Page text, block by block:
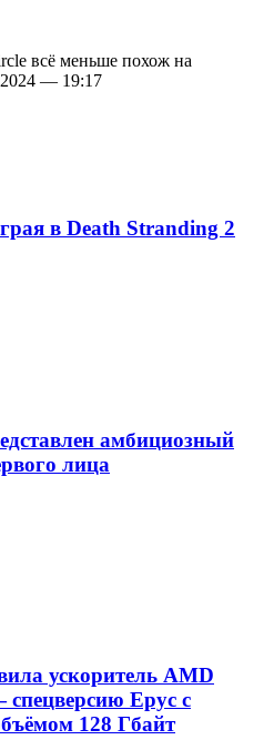
всё меньше похож на
— 19:17
в Death Stranding 2
амбициозный
лица
ускоритель AMD
Epyc с
128 Гбайт